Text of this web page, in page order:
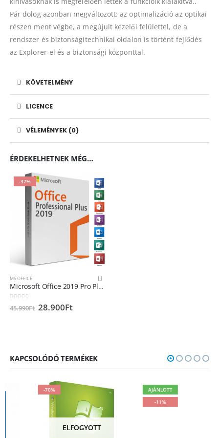
Pár dolog azonban megváltozott: az optimalizáció az optikai
részen ment végbe, a megújult kezelői felülettel, de a
rendszer és biztonságitechnikai oldalon is történt fejlődés
az Explorer-el és a biztonsági központtal.
KÖVETELMÉNY
LICENCE
VÉLEMÉNYEK (0)
ÉRDEKELHETNEK MÉG…
-37%
MS OFFICE
Microsoft Office 2019 Pro Plus termékkulcs Microsoft Fiókhoz hozzárendelhető
45.990Ft 28.900Ft
KAPCSOLÓDÓ TERMÉKEK
ELFOGYOTT